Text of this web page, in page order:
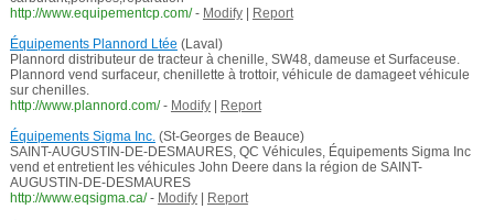
http://www.equipementcp.com/ - Modify|
Report
Équipements Plannord Ltée (Laval)
Plannord distributeur de tracteur à chenille, SW48, dameuse et Surfaceuse.
Plannord vend surfaceur, chenillette à trottoir, véhicule de damageet véhicule
sur chenilles.
http://www.plannord.com/ - Modify|
Report
Équipements Sigma Inc.(St-Georges de Beauce)
SAINT-AUGUSTIN-DE-DESMAURES, QC Véhicules, Équipements Sigma Inc
vend et entretient les véhicules John Deere dans la région de SAINT-
AUGUSTIN-DE-DESMAURES
http://www.eqsigma.ca/ - Modify|
Report